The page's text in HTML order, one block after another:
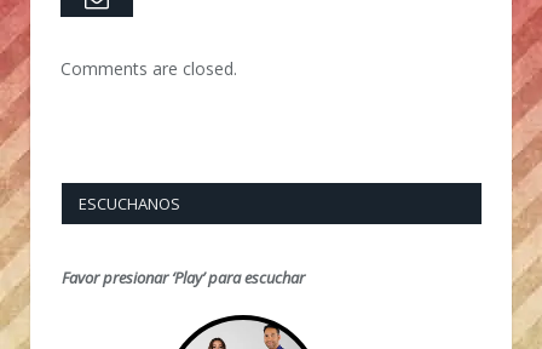
Comments are closed.
ESCUCHANOS
Favor presionar ‘Play’ para escuchar